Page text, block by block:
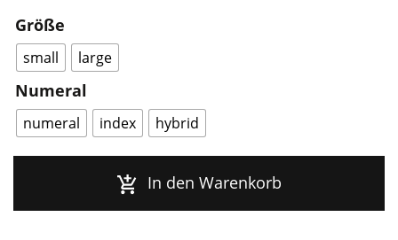
Größe
small large
Numeral
numeral index hybrid
In den Warenkorb